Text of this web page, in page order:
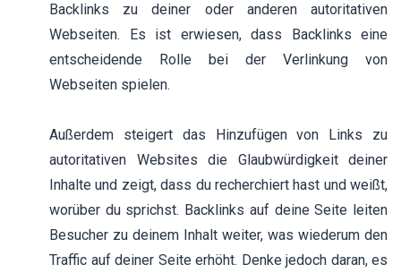
Backlinks zu deiner oder anderen autoritativen
Webseiten. Es ist erwiesen, dass Backlinks eine
entscheidende Rolle bei der Verlinkung von
Webseiten spielen.
Außerdem steigert das Hinzufügen von Links zu
autoritativen Websites die Glaubwürdigkeit deiner
Inhalte und zeigt, dass du recherchiert hast und weißt,
worüber du sprichst. Backlinks auf deine Seite leiten
Besucher zu deinem Inhalt weiter, was wiederum den
Traffic auf deiner Seite erhöht. Denke jedoch daran, es